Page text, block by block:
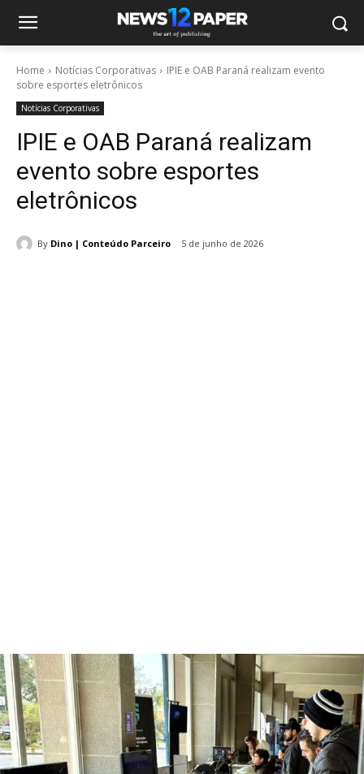
Home Notícias Corporativas
IPIE e OAB Paraná realizam evento
sobre esportes eletrônicos
Notícias Corporativas
IPIE e OAB Paraná realizam
evento sobre esportes
eletrônicos
By Dino | Conteúdo Parceiro 5 de junho de 2026